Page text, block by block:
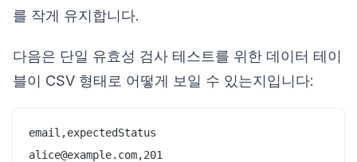
를 작게 유지합니다.
다음은 단일 유효성 검사 테스트를 위한 데이터 테이
블이 CSV 형태로 어떻게 보일 수 있는지입니다:
email,expectedStatus
alice@example.com,201